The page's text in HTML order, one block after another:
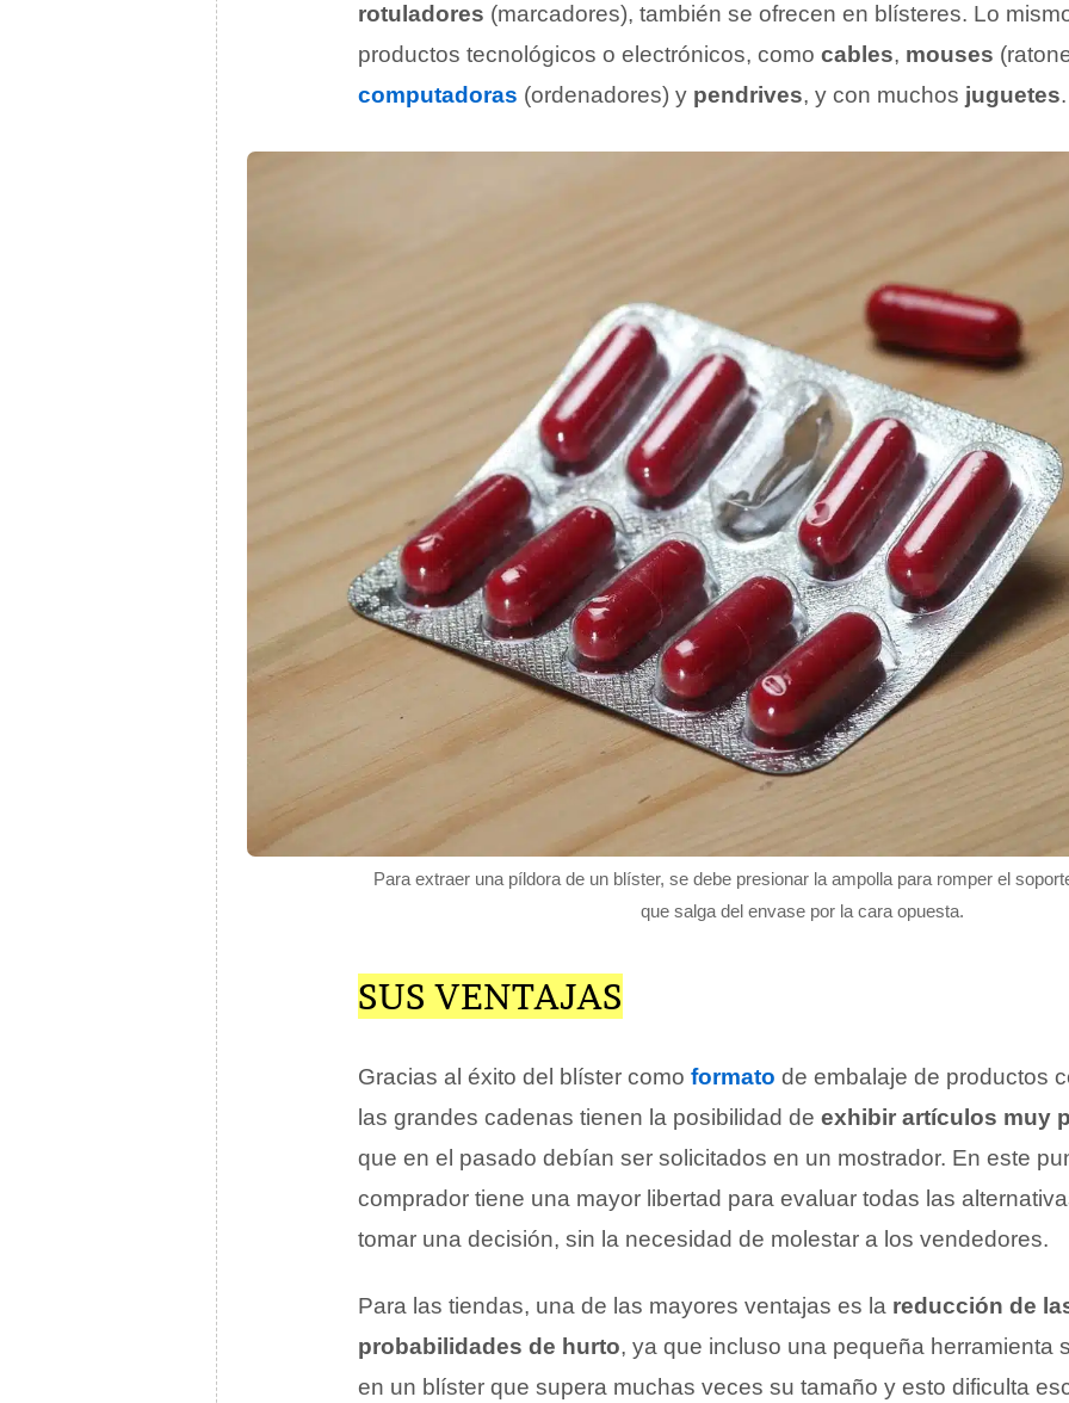
rotuladores (marcadores), también se ofrecen en blísteres. Lo
productos tecnológicos o electrónicos, como cables, mouses
computadoras (ordenadores) y pendrives, y con muchos juguetes.
Para extraer una píldora de un blíster, se debe presionar la ampolla para romper el
que salga del envase por la cara opuesta.
SUS VENTAJAS
Gracias al éxito del blíster como formato de embalaje de productos
las grandes cadenas tienen la posibilidad de exhibir artículos muy
que en el pasado debían ser solicitados en un mostrador. En este
comprador tiene una mayor libertad para evaluar todas las
tomar una decisión, sin la necesidad de molestar a los vendedores.
Para las tiendas, una de las mayores ventajas es la reducción de
probabilidades de hurto, ya que incluso una pequeña herramienta
en un blíster que supera muchas veces su tamaño y esto dificulta